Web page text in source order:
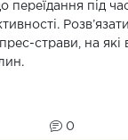
переїдання під
страви, на які
0